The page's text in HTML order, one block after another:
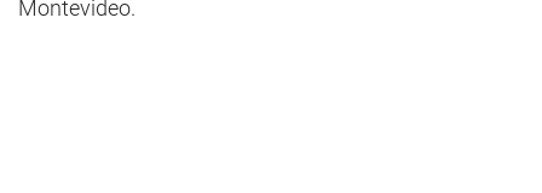
Montevideo.